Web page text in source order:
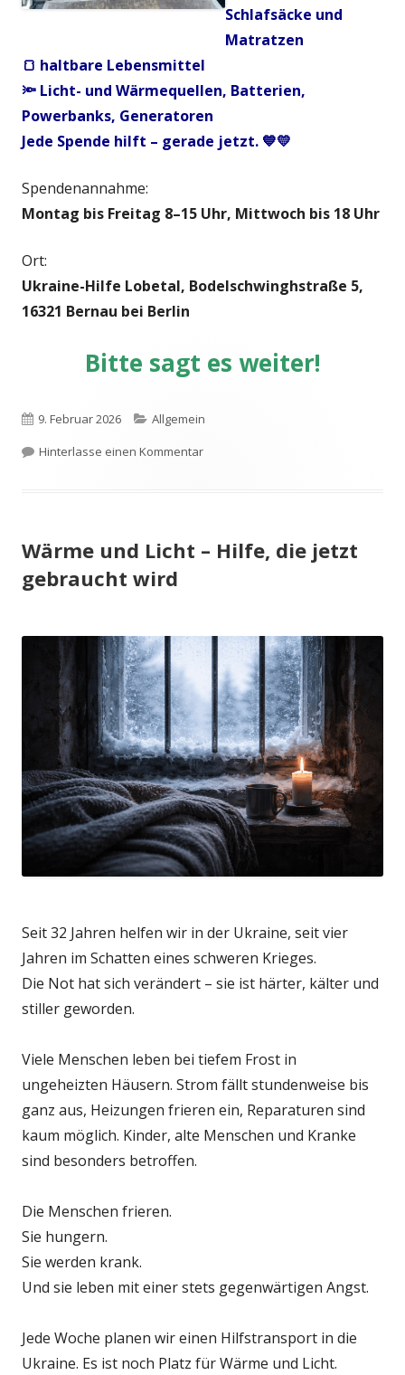
Schlafsäcke und
Matratzen
🍞 haltbare Lebensmittel
🔦 Licht- und Wärmequellen, Batterien,
Powerbanks, Generatoren
Jede Spende hilft – gerade jetzt. 💙💛
Spendenannahme:
Montag bis Freitag 8–15 Uhr, Mittwoch bis 18 Uhr
Ort:
Ukraine-Hilfe Lobetal, Bodelschwinghstraße 5,
16321 Bernau bei Berlin
Bitte sagt es weiter!
Veröffentlicht
am
9. Februar 2026 Kategorien
Allgemein
Hinterlasse einen Kommentarzu Ein großes Dankeschön – und
Wärme und Licht – Hilfe, die jetzt
gebraucht wird
Seit 32 Jahren helfen wir in der Ukraine, seit vier
Jahren im Schatten eines schweren Krieges.
Die Not hat sich verändert – sie ist härter, kälter und
stiller geworden.
Viele Menschen leben bei tiefem Frost in
ungeheizten Häusern. Strom fällt stundenweise bis
ganz aus, Heizungen frieren ein, Reparaturen sind
kaum möglich. Kinder, alte Menschen und Kranke
sind besonders betroffen.
Die Menschen frieren.
Sie hungern.
Sie werden krank.
Und sie leben mit einer stets gegenwärtigen Angst.
Jede Woche planen wir einen Hilfstransport in die
Ukraine. Es ist noch Platz für Wärme und Licht.